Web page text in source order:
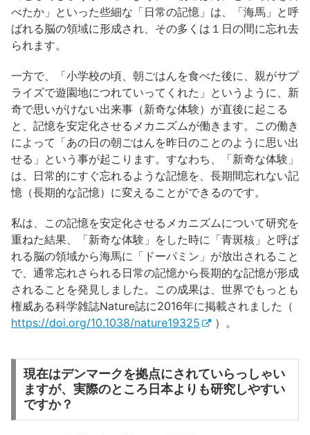
べたか」といった些細な「日常の記憶」は、「海馬」と呼
ばれる脳の領域に形成され、その多くは１日の間に忘れ去
られます。
一方で、「小学校の頃、朝ごはんを食べた後に、親がサプ
ライズで遊園地につれていってくれた」というように、新
奇で思いがけない出来事（新奇な体験）が直後に起こる
と、記憶を安定化させるメカニズムが働きます。この働き
によって「あの日の朝ごはんを昨日のことのように思い出
せる」という事が起こります。すなわち、「新奇な体験」
は、日常的にすぐ忘れるような記憶を、長期間忘れない記
憶（長期的な記憶）に変えることができるのです。
私は、この記憶を安定化させるメカニズムについて研究を
重ねた結果、「新奇な体験」をした時に「青斑核」と呼ば
れる脳の領域から海馬に「ドーパミン」が放出されること
で、通常忘れさられる日常の記憶から長期的な記憶が形成
されることを発見しました。この成果は、世界でもっとも
権威ある科学雑誌Nature誌に2016年に掲載されました（
https://doi.org/10.1038/nature19325
）。
現在はデンマークを拠点にされていらっしゃい
ますが、実際のところ日本よりも研究しやすい
ですか？